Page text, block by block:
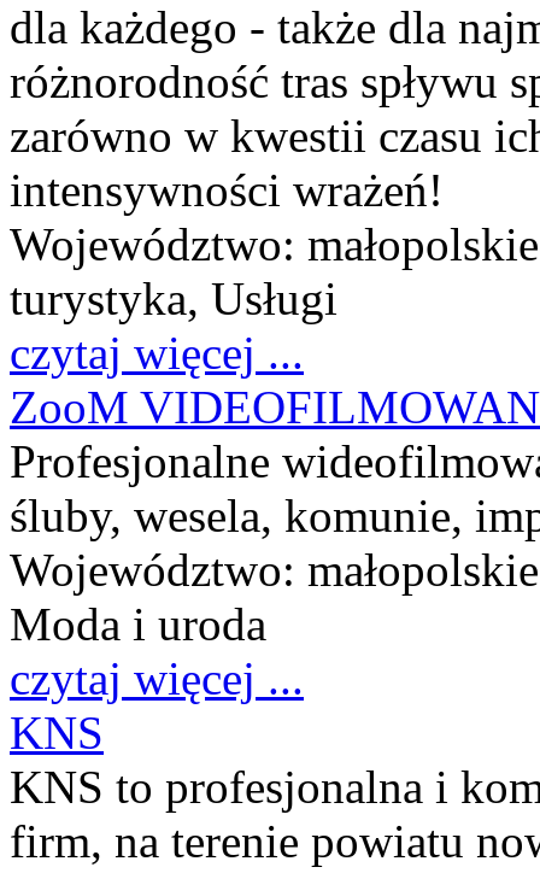
dla każdego - także dla
różnorodność tras spływu
zarówno w kwestii czasu
intensywności wrażeń!
Województwo: małopolskie
turystyka, Usługi
czytaj więcej ...
ZooM
Profesjonalne
śluby, wesela, komunie,
Województwo: małopolskie
Moda i uroda
czytaj więcej ...
KNS
KNS to profesjonalna i
firm, na terenie powiatu